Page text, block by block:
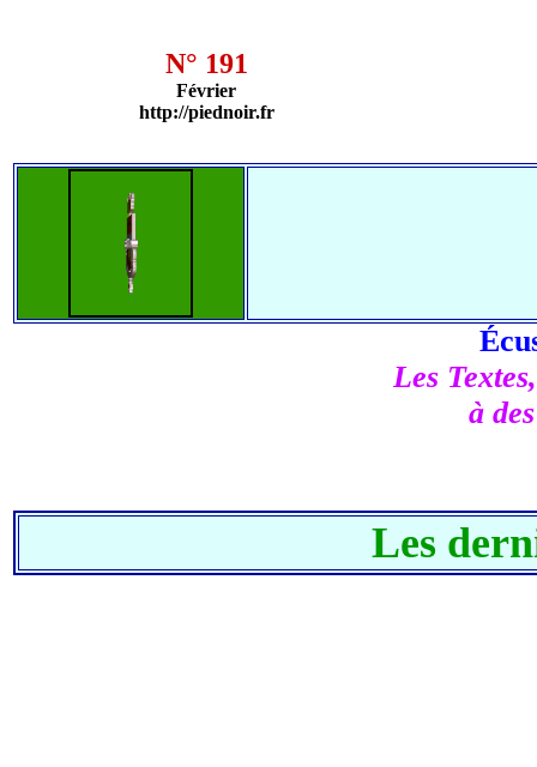
N° 191
Février
http://piednoir.fr
Les
à
Les